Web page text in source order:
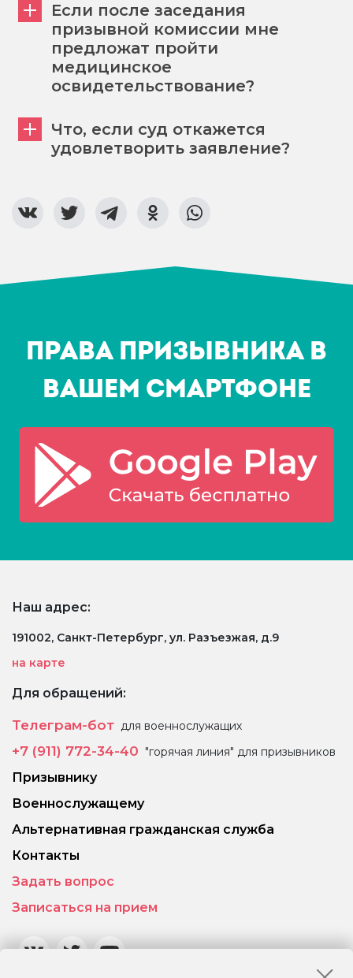
Если после заседания
призывной комиссии мне
предложат пройти
медицинское
освидетельствование?
Что, если суд откажется
удовлетворить заявление?
Права призывника в
Вашем смартфоне
Наш адрес:
191002, Санкт-Петербург, ул. Разъезжая, д.9
на карте
Для обращений:
Телеграм-бот для военнослужащих
+7 (911) 772-34-40 "горячая линия" для призывников
Призывнику
Военнослужащему
Альтернативная гражданская служба
Контакты
Задать вопрос
Записаться на прием